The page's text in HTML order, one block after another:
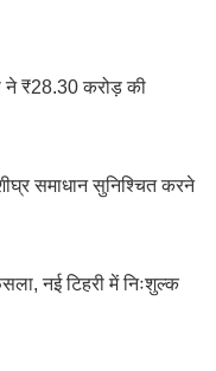
ने ₹28.30 करोड़ की
समाधान सुनिश्चित करने
नई टिहरी में निःशुल्क